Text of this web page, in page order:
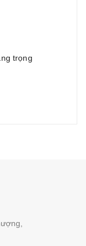
trọng